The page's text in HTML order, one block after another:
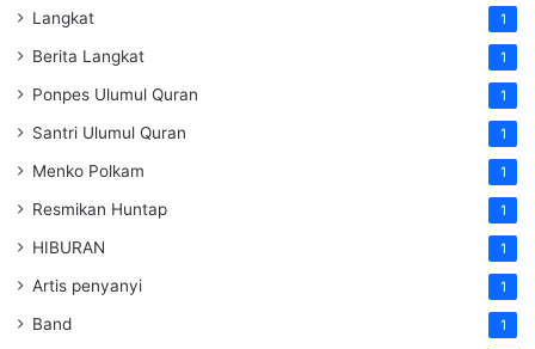
Langkat 1
Berita Langkat 1
Ponpes Ulumul Quran 1
Santri Ulumul Quran 1
Menko Polkam 1
Resmikan Huntap 1
HIBURAN 1
Artis penyanyi 1
Band 1